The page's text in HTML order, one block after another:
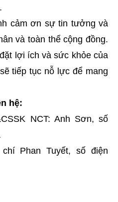
cảm ơn sự tin tưởng và
và toàn thể cộng đồng.
lợi ích và sức khỏe của
tiếp tục nỗ lực để mang
hệ:
NCT: Anh Sơn, số
Phan Tuyết, số điện